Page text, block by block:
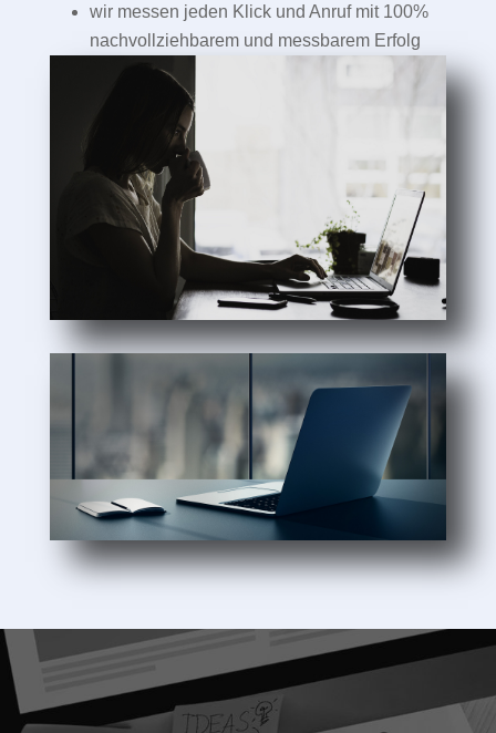
wir messen jeden Klick und Anruf mit 100%
nachvollziehbarem und messbarem Erfolg